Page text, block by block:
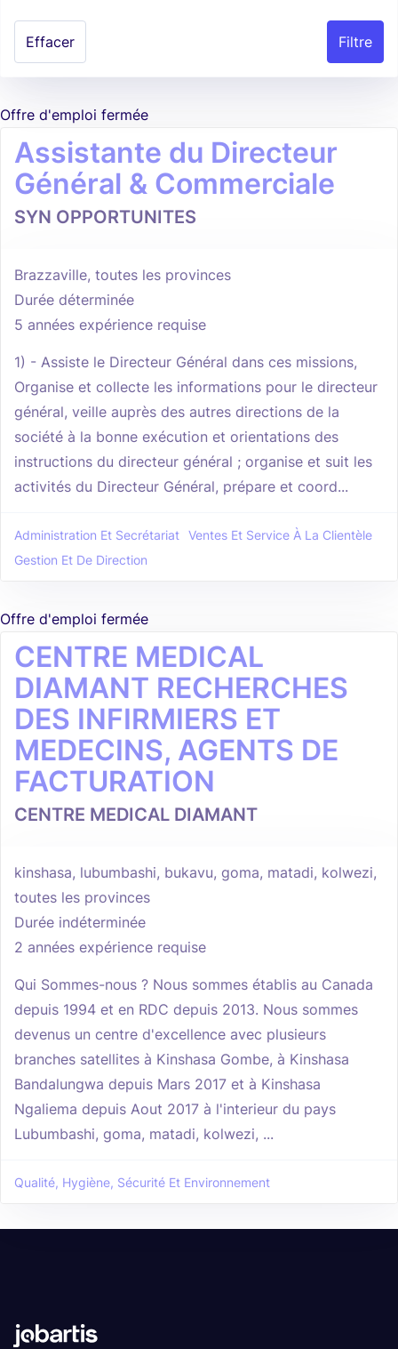
Effacer
Offre d'emploi fermée
Assistante du Directeur
Général & Commerciale
SYN OPPORTUNITES
Brazzaville, toutes les provinces
Durée déterminée
5 années expérience requise
1) - Assiste le Directeur Général dans ces missions,
Organise et collecte les informations pour le directeur
général, veille auprès des autres directions de la
société à la bonne exécution et orientations des
instructions du directeur général ; organise et suit les
activités du Directeur Général, prépare et coord...
Administration Et Secrétariat
Ventes Et Service À La Clientèle
Gestion Et De Direction
Offre d'emploi fermée
CENTRE MEDICAL
DIAMANT RECHERCHES
DES INFIRMIERS ET
MEDECINS, AGENTS DE
FACTURATION
CENTRE MEDICAL DIAMANT
kinshasa, lubumbashi, bukavu, goma, matadi, kolwezi,
toutes les provinces
Durée indéterminée
2 années expérience requise
Qui Sommes-nous ? Nous sommes établis au Canada
depuis 1994 et en RDC depuis 2013. Nous sommes
devenus un centre d'excellence avec plusieurs
branches satellites à Kinshasa Gombe, à Kinshasa
Bandalungwa depuis Mars 2017 et à Kinshasa
Ngaliema depuis Aout 2017 à l'interieur du pays
Lubumbashi, goma, matadi, kolwezi, ...
Qualité, Hygiène, Sécurité Et Environnement